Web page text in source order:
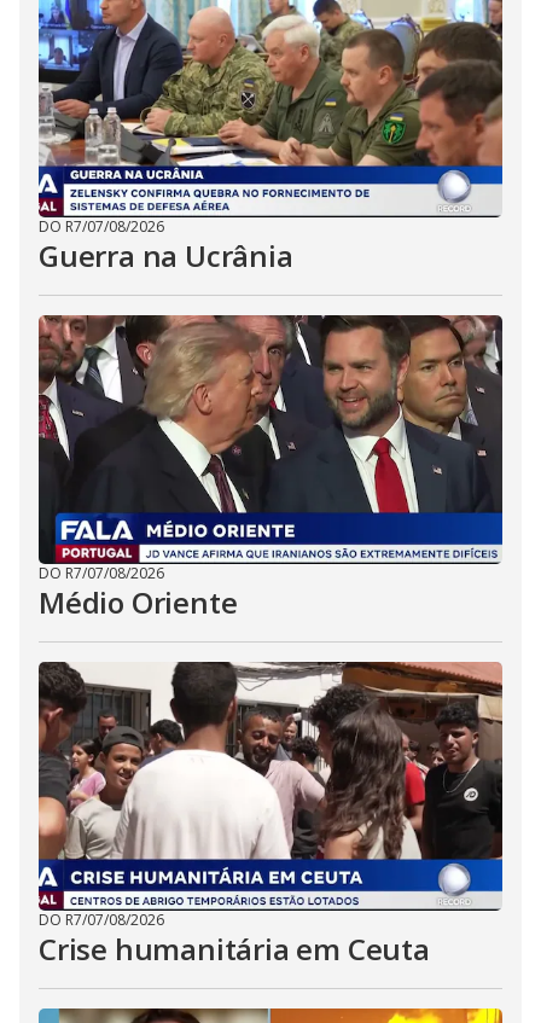
DO R7/07/08/2026
Guerra na Ucrânia
DO R7/07/08/2026
Médio Oriente
DO R7/07/08/2026
Crise humanitária em Ceuta